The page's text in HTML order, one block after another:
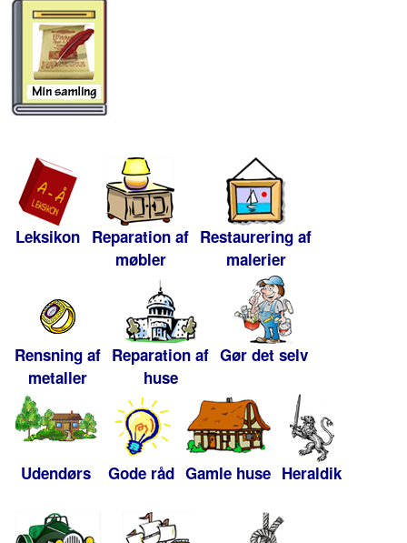
Leksikon Reparation af
møbler
Restaurering af
malerier
Rensning af
metaller
Reparation af
huse
Gør det selv
Udendørs Gode råd Gamle huse Heraldik